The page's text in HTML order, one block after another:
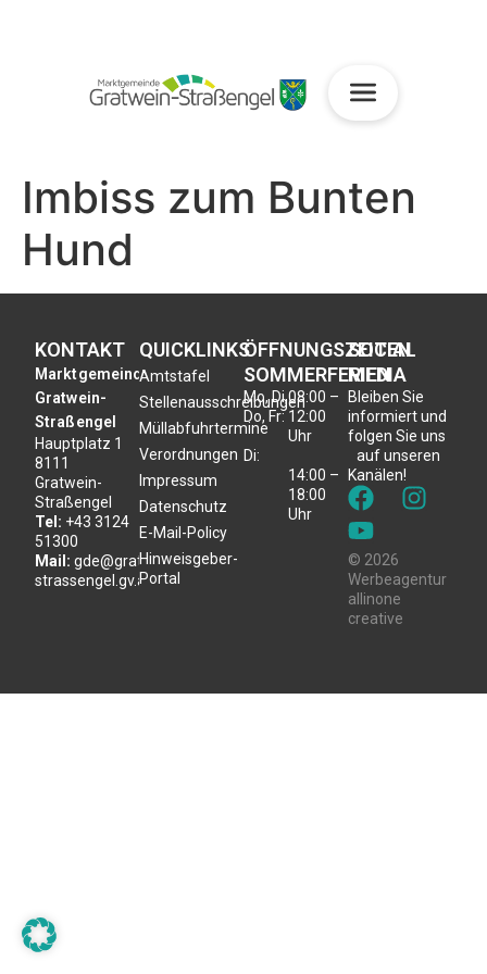
Imbiss zum Bunten
Hund
KONTAKT
Marktgemeinde
Gratwein-
Straßengel
Hauptplatz 1
8111
Gratwein-
Straßengel
Tel: +43 3124
51300
Mail: gde@gratwein-
strassengel.gv.at
QUICKLINKS
Amtstafel
Stellenausschreibungen
Müllabfuhrtermine
Verordnungen
Impressum
Datenschutz
E-Mail-Policy
Hinweisgeber-
Portal
ÖFFNUNGSZEITEN
SOMMERFERIEN
Mo, Di,
Do, Fr:
Di:
08:00 –
12:00
Uhr
14:00 –
18:00
Uhr
SOCIAL
MEDIA
Bleiben Sie
informiert und
folgen Sie uns
auf unseren
Kanälen!
© 2026
Werbeagentur
allinone
creative